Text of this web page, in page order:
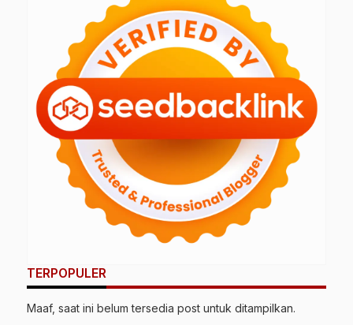
TERPOPULER
Maaf, saat ini belum tersedia post untuk ditampilkan.